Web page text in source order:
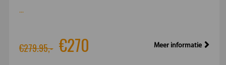
...
€279.95,- €270 Meer informatie